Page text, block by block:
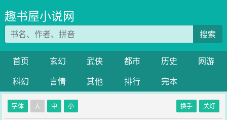
趣书屋小说网
搜索
首页 玄幻 武侠 都市 历史
网游
科幻
言情 其他 排行 完本
字体 大 中 小 换手 关灯